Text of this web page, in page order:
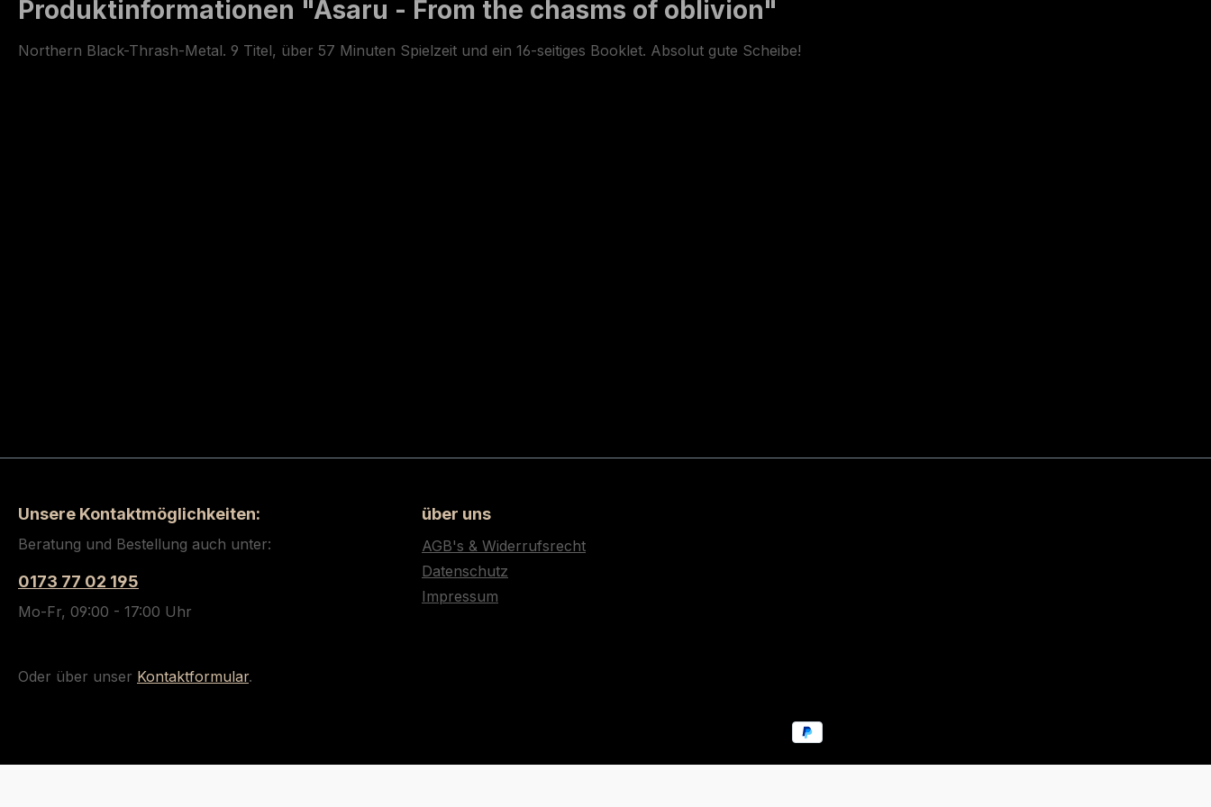
Produktinformationen "Asaru - From the chasms of oblivion"
Northern Black-Thrash-Metal. 9 Titel, über 57 Minuten Spielzeit und ein 16-seitiges Booklet. Absolut gute Scheibe!
Unsere Kontaktmöglichkeiten:
Beratung und Bestellung auch unter:
0173 77 02 195
Mo-Fr, 09:00 - 17:00 Uhr
Oder über unser Kontaktformular.
über uns
AGB's & Widerrufsrecht
Datenschutz
Impressum